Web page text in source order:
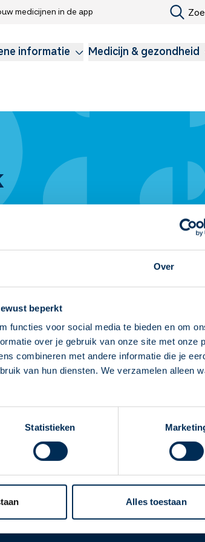
Over
beperkt
functies voor social media te bieden en om
over je gebruik van onze site met onze
combineren met andere informatie die je
van hun diensten. We verzamelen alleen
Statistieken
Alles toestaan
nu ingesteld als
vinden in het
medicijnen in de app
informatie Medicijn & gezondheid
Servicepunt Maasdijk
Vandaag open van
apotheek@ezorg.nl
0174 51 38 41
Werken bij
Werken bij het hoofdkantoor
Vacatures